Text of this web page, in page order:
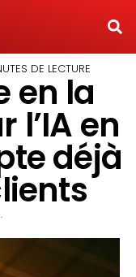
DE LECTURE
en la
l’IA en
déjà